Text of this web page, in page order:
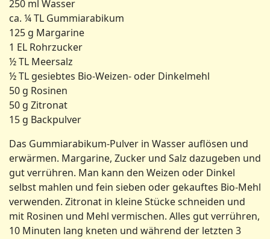
250 ml Wasser
ca. ¼ TL Gummiarabikum
125 g Margarine
1 EL Rohrzucker
½ TL Meersalz
½ TL gesiebtes Bio-Weizen- oder Dinkelmehl
50 g Rosinen
50 g Zitronat
15 g Backpulver
Das Gummiarabikum-Pulver in Wasser auflösen und
erwärmen. Margarine, Zucker und Salz dazugeben und
gut verrühren. Man kann den Weizen oder Dinkel
selbst mahlen und fein sieben oder gekau­ftes Bio-Mehl
verwenden. Zitronat in kleine Stücke schneiden und
mit Rosinen und Mehl vermischen. Alles gut verrühren,
10 Minuten lang kneten und während der letzten 3